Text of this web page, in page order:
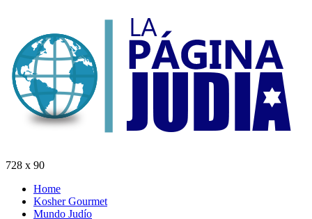
728 x 90
Home
Kosher Gourmet
Mundo Judío